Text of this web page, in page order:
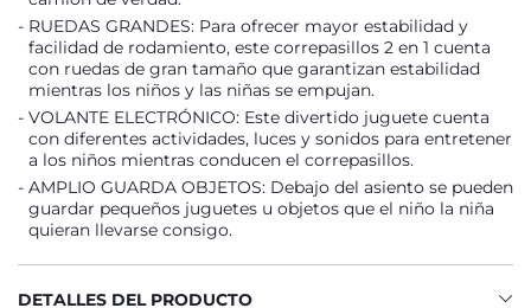
RUEDAS GRANDES: Para ofrecer mayor estabilidad y
facilidad de rodamiento, este correpasillos 2 en 1 cuenta
con ruedas de gran tamaño que garantizan estabilidad
mientras los niños y las niñas se empujan.
VOLANTE ELECTRÓNICO: Este divertido juguete cuenta
con diferentes actividades, luces y sonidos para entretener
a los niños mientras conducen el correpasillos.
AMPLIO GUARDA OBJETOS: Debajo del asiento se pueden
guardar pequeños juguetes u objetos que el niño la niña
quieran llevarse consigo.
DETALLES DEL PRODUCTO